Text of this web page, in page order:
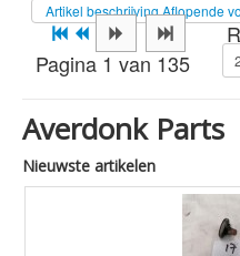
Artikel beschrijving Aflopende
Pagina 1 van 135
Averdonk Parts
Nieuwste artikelen